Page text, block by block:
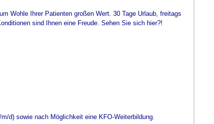
Wohle Ihrer Patienten großen Wert. 30 Tage Urlaub, freitags
sind Ihnen eine Freude. Sehen Sie sich hier?!
d) sowie nach Möglichkeit eine KFO-Weiterbildung.